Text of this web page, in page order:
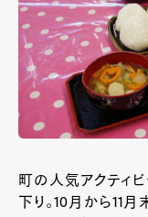
町の人気アクティ
下り。10月から11